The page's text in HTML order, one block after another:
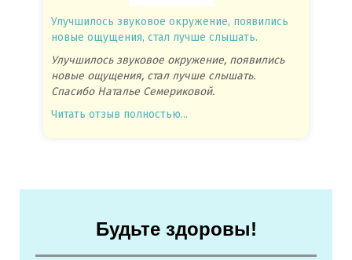
Улучшилось звуковое окружение, появились
новые ощущения, стал лучше слышать.
Улучшилось звуковое окружение, появились
новые ощущения, стал лучше слышать.
Спасибо Наталье Семериковой.
Читать отзыв полностью...
Будьте здоровы!